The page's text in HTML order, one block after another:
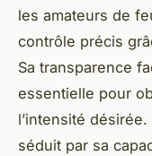
les amateurs de
contrôle précis
Sa transparence
essentielle pour
l’intensité désirée.
séduit par sa